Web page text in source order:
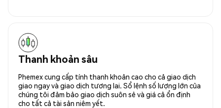
Thanh khoản sâu
Phemex cung cấp tính thanh khoản cao cho cả giao dịch
giao ngay và giao dịch tương lai. Sổ lệnh số lượng lớn của
chúng tôi đảm bảo giao dịch suôn sẻ và giá cả ổn định
cho tất cả tài sản niêm yết.